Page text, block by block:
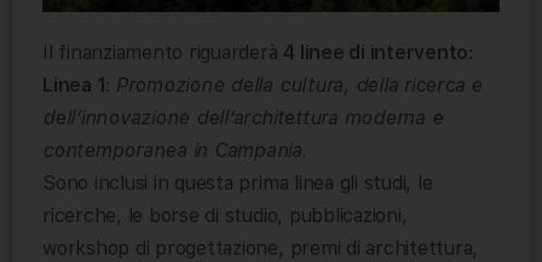
Il finanziamento riguarderà 4 linee di intervento:
Linea 1: Promozione della cultura, della ricerca e
dell’innovazione dell’architettura moderna e
contemporanea in Campania.
Sono inclusi in questa prima linea gli studi, le
ricerche, le borse di studio, pubblicazioni,
workshop di progettazione, premi di architettura,